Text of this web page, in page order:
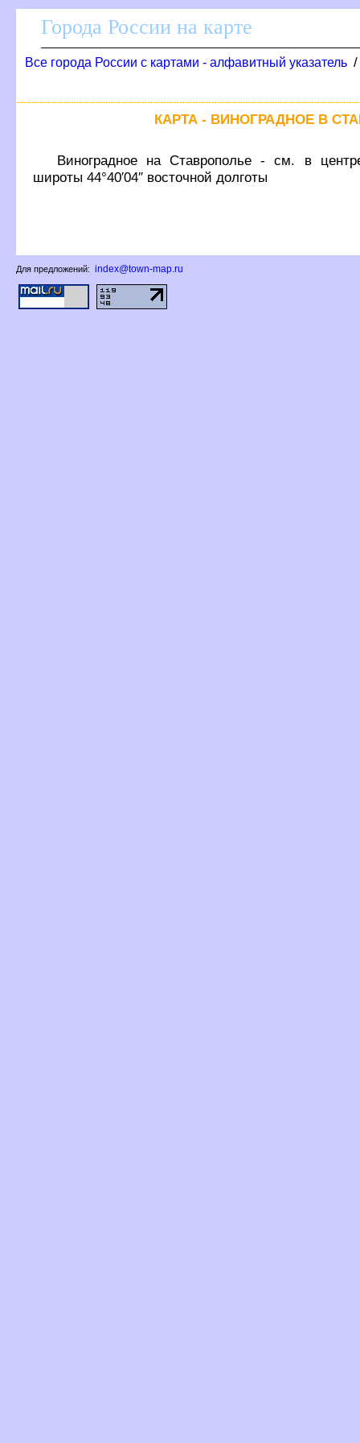
Города России на карте
се города России с картами - алфавитный указатель
КАРТА - ВИНОГРАДНОЕ В
иноградное на Ставрополье - см. в центре
широты 44°40′04″ восточной долготы
Для предложений: index@town-map.ru